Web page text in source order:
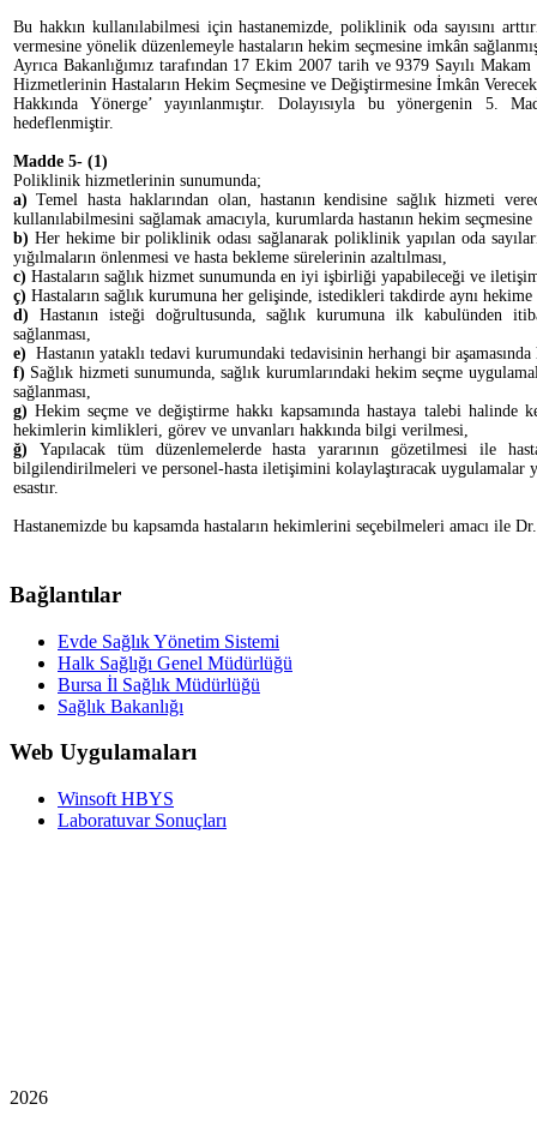
Bu hakkın kullanılabilmesi için hastanemizde, poliklinik oda sayısını
vermesine yönelik düzenlemeyle hastaların hekim seçmesine imkân
Ayrıca Bakanlığımız tarafından 17 Ekim 2007 tarih ve 9379 Sayılı
Hizmetlerinin Hastaların Hekim Seçmesine ve Değiştirmesine İmkân
Hakkında Yönerge’ yayınlanmıştır. Dolayısıyla bu yönergenin 5.
hedeflenmiştir.
Madde 5- (1)
Poliklinik hizmetlerinin sunumunda;
a) Temel hasta haklarından olan, hastanın kendisine sağlık hizmeti
kullanılabilmesini sağlamak amacıyla, kurumlarda hastanın hekim seçmesine
b) Her hekime bir poliklinik odası sağlanarak poliklinik yapılan oda
yığılmaların önlenmesi ve hasta bekleme sürelerinin azaltılması,
c) Hastaların sağlık hizmet sunumunda en iyi işbirliği yapabileceği ve
ç) Hastaların sağlık kurumuna her gelişinde, istedikleri takdirde aynı
d) Hastanın isteği doğrultusunda, sağlık kurumuna ilk kabulünden
sağlanması,
e) Hastanın yataklı tedavi kurumundaki tedavisinin herhangi bir
f) Sağlık hizmeti sunumunda, sağlık kurumlarındaki hekim seçme
sağlanması,
g) Hekim seçme ve değiştirme hakkı kapsamında hastaya talebi halinde
hekimlerin kimlikleri, görev ve unvanları hakkında bilgi verilmesi,
ğ) Yapılacak tüm düzenlemelerde hasta yararının gözetilmesi ile
bilgilendirilmeleri ve personel-hasta iletişimini kolaylaştıracak uygulamalar
esastır.
Hastanemizde bu kapsamda hastaların hekimlerini seçebilmeleri amacı ile
Bağlantılar
Evde Sağlık Yönetim Sistemi
Halk Sağlığı Genel Müdürlüğü
Bursa İl Sağlık Müdürlüğü
Sağlık Bakanlığı
Web Uygulamaları
Winsoft HBYS
Laboratuvar Sonuçları
2026